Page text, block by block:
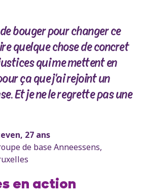
bouger pour changer ce
quelque chose de concret
qui me mettent en
ça que j'ai rejoint un
Et je ne le regrette pas une
27 ans
de base Anneessens,
en action